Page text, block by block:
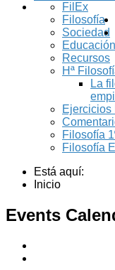
FilEx
Filosofía
Sociedad
Educación
Recursos
Hª
La
Ejercicios
Filosofía
Filosofía
Está aquí:
Inicio
Events